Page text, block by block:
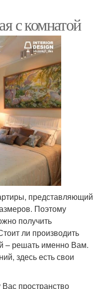
с комнатой
представляющий
Поэтому
получить
ли производить
– решать именно Вам.
здесь есть свои
пространство